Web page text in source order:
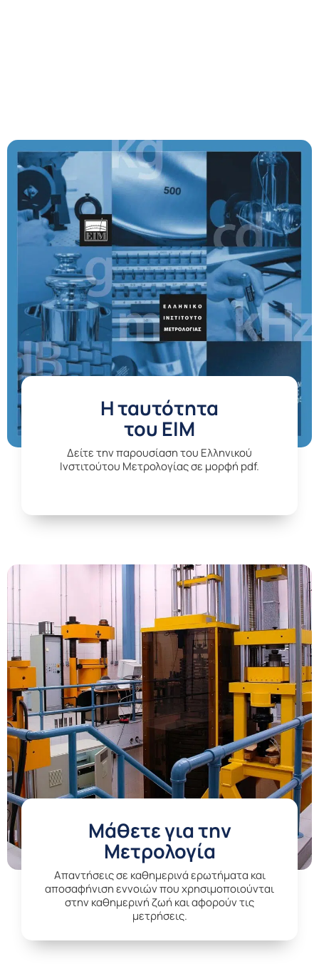
H ταυτότητα
του ΕΙΜ
Δείτε την παρουσίαση του Ελληνικού
Ινστιτούτου Μετρολογίας σε μορφή pdf.
Μάθετε για την
Μετρολογία
Aπαντήσεις σε καθημερινά ερωτήματα και
αποσαφήνιση εννοιών που χρησιμοποιούνται
στην καθημερινή ζωή και αφορούν τις
μετρήσεις.